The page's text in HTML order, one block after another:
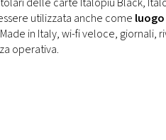
utilizzata anche come
in Italy, wi-fi veloce, giornali,
operativa.